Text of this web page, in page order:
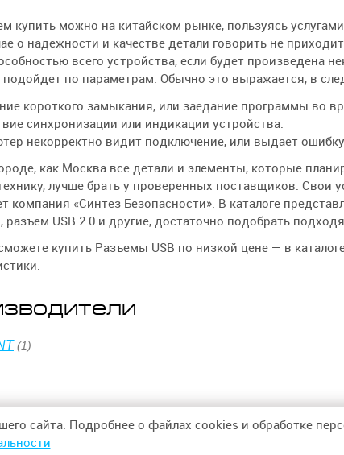
купить можно на китайском рынке, пользуясь
о надежности и качестве детали говорить не
всего устройства, если будет произведена
подойдет по параметрам. Обычно это выражается, в
короткого замыкания, или заедание программы во
синхронизации или индикации устройства.
некорректно видит подключение, или выдает ошибку.
как Москва все детали и элементы, которые
лучше брать у проверенных поставщиков. Свои
компания «Синтез Безопасности». В каталоге
разъем USB 2.0 и другие, достаточно подобрать
купить Разъемы USB по низкой цене — в
(1)
сайта. Подробнее о файлах cookies и обработке